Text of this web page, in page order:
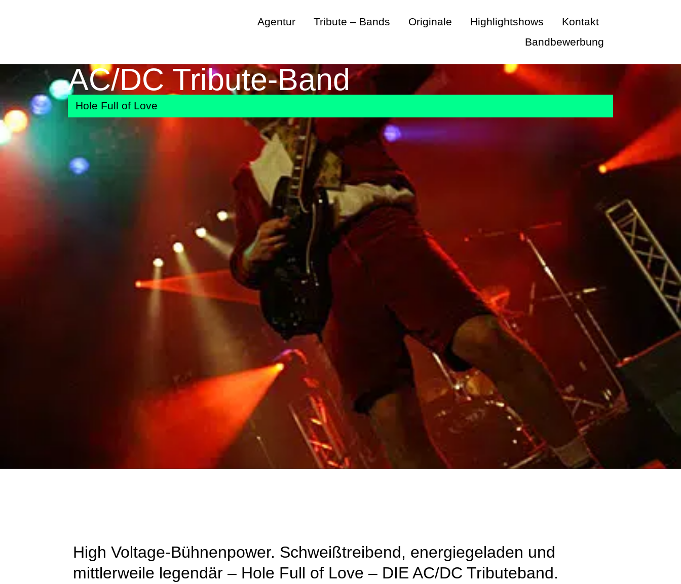
Agentur Tribute – Bands Originale Highlightshows
Kontakt
Bandbewerbung
AC/DC Tribute-Band
Hole Full of Love
High Voltage-Bühnenpower. Schweißtreibend, energiegeladen und
mittlerweile legendär – Hole Full of Love – DIE AC/DC Tributeband.